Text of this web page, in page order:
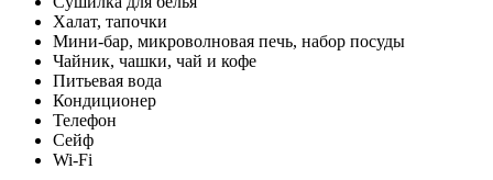
Халат, тапочки
Мини-бар, микроволновая печь, набор посуды
Чайник, чашки, чай и кофе
Питьевая вода
Кондиционер
Телефон
Сейф
Wi-Fi